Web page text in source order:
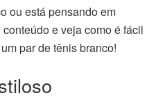
ou está pensando em
e veja como é fácil
par de tênis branco!